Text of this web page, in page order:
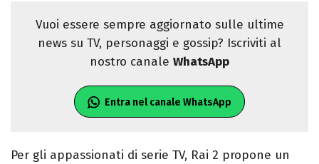
Vuoi essere sempre aggiornato sulle ultime
news su TV, personaggi e gossip? Iscriviti al
nostro canale WhatsApp
Entra nel canale WhatsApp
Per gli appassionati di serie TV, Rai 2 propone un